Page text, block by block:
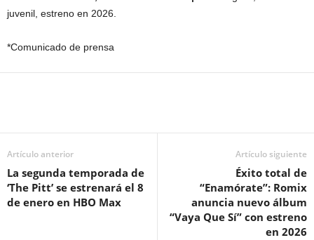
juvenil, estreno en 2026.
*Comunicado de prensa
Artículo anterior
La segunda temporada de
‘The Pitt’ se estrenará el 8
de enero en HBO Max
Artículo siguiente
Éxito total de
“Enamórate”: Romix
anuncia nuevo álbum
“Vaya Que Sí” con estreno
en 2026